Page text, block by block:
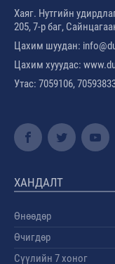
Хаяг. Нутгийн
205, 7-р баг,
Цахим шуудан:
Цахим хууудас:
Утас: 7059106,
ХАНДАЛТ
Өнөөдөр
Өчигдөр
Сүүлийн 7 хоног